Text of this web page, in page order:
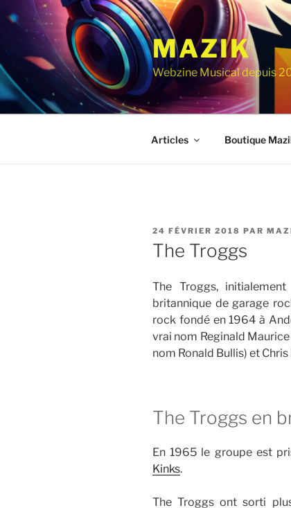
au
contenu
principal
MAZIK
Webzine Musical depuis
Articles Boutique
PUBLIÉ
LE
24 FÉVRIER 2018 PAR
The Troggs
The Troggs,
britannique de garage
rock fondé en 1964 à
vrai nom Reginald
nom Ronald Bullis) et
The Troggs en
En 1965 le groupe est
Kinks.
The Troggs ont sorti